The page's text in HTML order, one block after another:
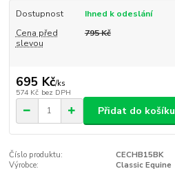
Dostupnost
Ihned k odeslání
Cena před
slevou
795 Kč
695 Kč/ks
574 Kč bez DPH
Přidat do košíku
Číslo produktu:
CECHB15BK
Výrobce:
Classic Equine